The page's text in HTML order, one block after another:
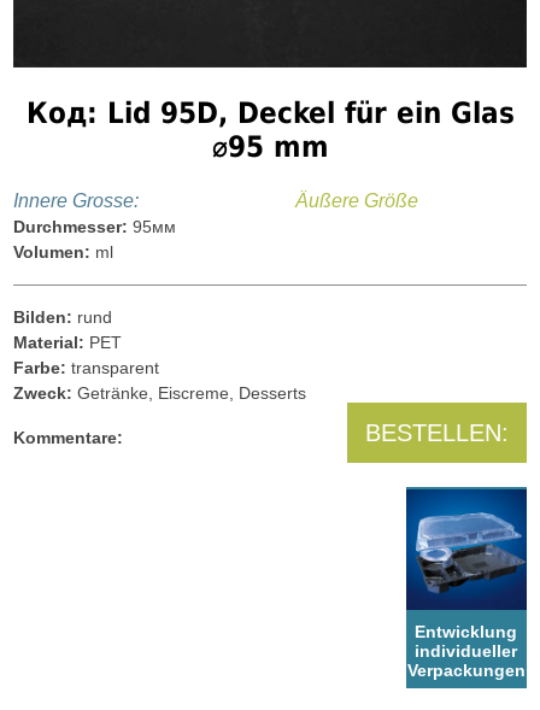
Код: Lid 95D, Deckel für ein Glas
⌀95 mm
Іnnere Grosse:
Durchmesser: 95мм
Volumen: ml
Äußere Größe
Bilden: rund
Material: PET
Farbe: transparent
Zweck: Getränke, Eiscreme, Desserts
Kommentare: BESTELLEN:
Entwicklung
individueller
Verpackungen